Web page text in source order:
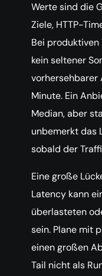
Werte sind die
Ziele, HTTP-
Bei produktiven
kein seltener
vorhersehbarer
Minute. Ein
Median, aber
unbemerkt das
sobald der
Eine große
Latency kann
überlasteten
sein. Plane mit
einen großen
Tail nicht als